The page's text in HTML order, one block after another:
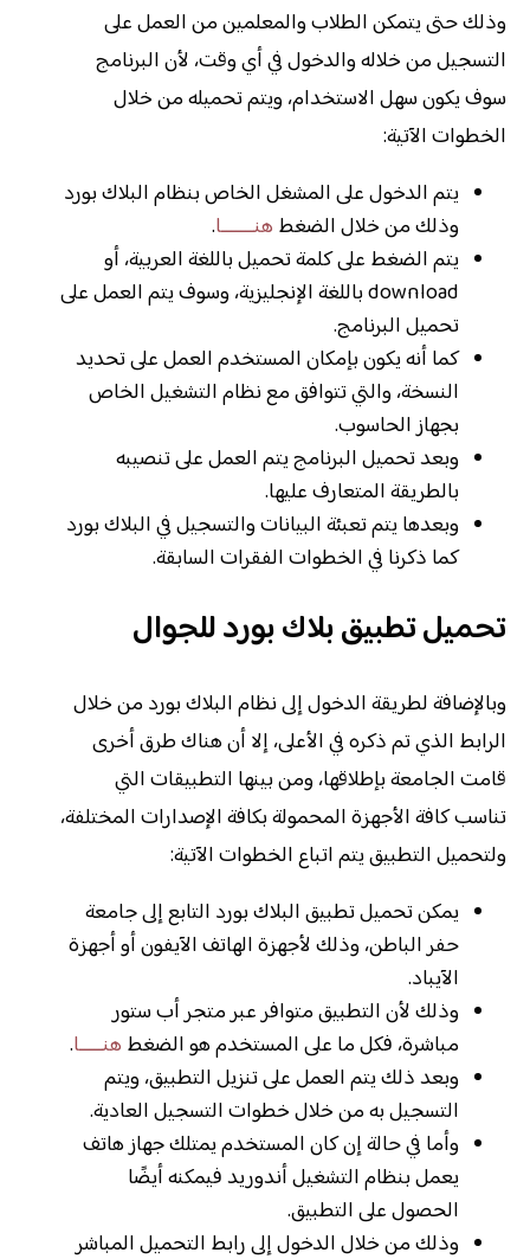
وذلك حتى يتمكن الطلاب والمعلمين من العمل على
التسجيل من خلاله والدخول في أي وقت، لأن البرنامج
سوف يكون سهل الاستخدام، ويتم تحميله من خلال
الخطوات الآتية:
يتم الدخول على المشغل الخاص بنظام البلاك بورد
وذلك من خلال الضغط هنـــــــا.
يتم الضغط على كلمة تحميل باللغة العربية، أو
download باللغة الإنجليزية، وسوف يتم العمل على
تحميل البرنامج.
كما أنه يكون بإمكان المستخدم العمل على تحديد
النسخة، والتي تتوافق مع نظام التشغيل الخاص
بجهاز الحاسوب.
وبعد تحميل البرنامج يتم العمل على تنصيبه
بالطريقة المتعارف عليها.
وبعدها يتم تعبئة البيانات والتسجيل في البلاك بورد
كما ذكرنا في الخطوات الفقرات السابقة.
تحميل تطبيق بلاك بورد للجوال
وبالإضافة لطريقة الدخول إلى نظام البلاك بورد من خلال
الرابط الذي تم ذكره في الأعلى، إلا أن هناك طرق أخرى
قامت الجامعة بإطلاقها، ومن بينها التطبيقات التي
تناسب كافة الأجهزة المحمولة بكافة الإصدارات المختلفة،
ولتحميل التطبيق يتم اتباع الخطوات الآتية:
يمكن تحميل تطبيق البلاك بورد التابع إلى جامعة
حفر الباطن، وذلك لأجهزة الهاتف الآيفون أو أجهزة
الآيباد.
وذلك لأن التطبيق متوافر عبر متجر أب ستور
مباشرة، فكل ما على المستخدم هو الضغط هنـــــا.
وبعد ذلك يتم العمل على تنزيل التطبيق، ويتم
التسجيل به من خلال خطوات التسجيل العادية.
وأما في حالة إن كان المستخدم يمتلك جهاز هاتف
يعمل بنظام التشغيل أندوريد فيمكنه أيضًا
الحصول على التطبيق.
وذلك من خلال الدخول إلى رابط التحميل المباشر